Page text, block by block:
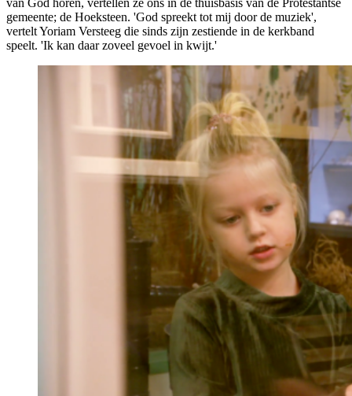
van God horen, vertellen ze ons in de thuisbasis van de Protestantse
gemeente; de Hoeksteen. 'God spreekt tot mij door de muziek',
vertelt Yoriam Versteeg die sinds zijn zestiende in de kerkband
speelt. 'Ik kan daar zoveel gevoel in kwijt.'